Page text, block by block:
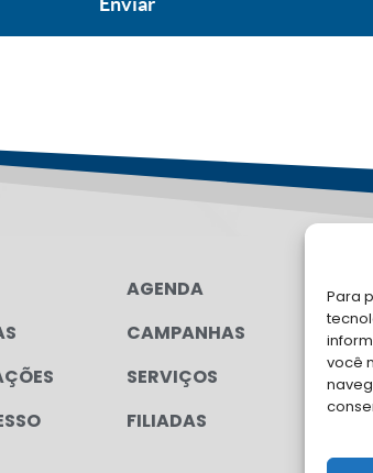
Para
você
AGENDA
CAMPANHAS
SERVIÇOS
FILIADAS